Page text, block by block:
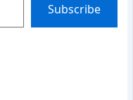
Subscribe